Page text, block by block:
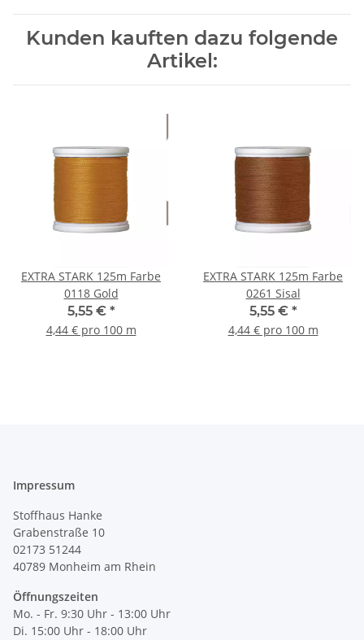
Kunden kauften dazu folgende
Artikel:
EXTRA STARK 125m Farbe
0118 Gold
5,55 € *
4,44 € pro 100 m
EXTRA STARK 125m Farbe
0261 Sisal
5,55 € *
4,44 € pro 100 m
Impressum
Stoffhaus Hanke
Grabenstraße 10
02173 51244
40789 Monheim am Rhein
Öffnungszeiten
Mo. - Fr. 9:30 Uhr - 13:00 Uhr
Di. 15:00 Uhr - 18:00 Uhr